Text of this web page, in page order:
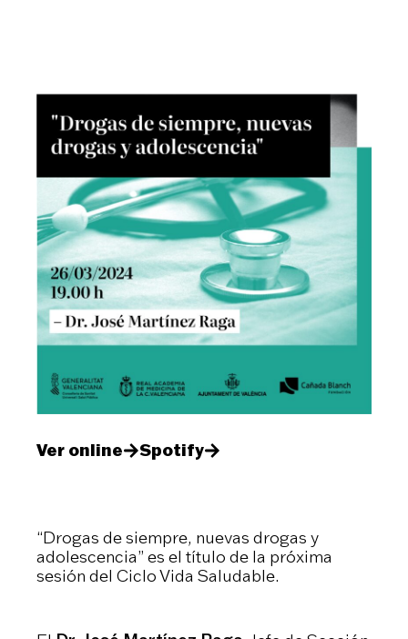
Ver online Spotify
“Drogas de siempre, nuevas drogas y
adolescencia” es el título de la próxima
sesión del Ciclo Vida Saludable.